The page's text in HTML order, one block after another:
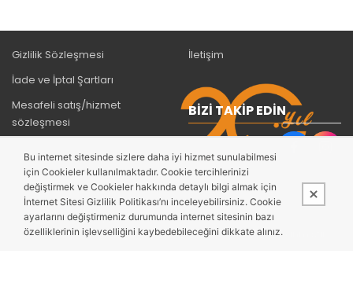
Whatsapp İletişim
Gizlilik Sözleşmesi
İade ve İptal Şartları
Mesafeli satış/hizmet
sözleşmesi
Ödeme ve Teslimat
İletişim
BIZI TAKIP EDIN
Bu site,PobolEti®Entegre E-ticaret Sistemi ile hazırlanmıştır.
Bu internet sitesinde sizlere daha iyi hizmet sunulabilmesi
için Cookieler kullanılmaktadır. Cookie tercihlerinizi
değiştirmek ve Cookieler hakkında detaylı bilgi almak için
İnternet Sitesi Gizlilik Politikası’nı inceleyebilirsiniz. Cookie
ayarlarını değiştirmeniz durumunda internet sitesinin bazı
özelliklerinin işlevselliğini kaybedebileceğini dikkate alınız.